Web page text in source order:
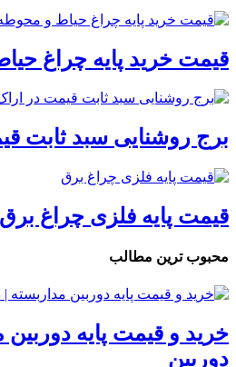
قیمت خرید پایه چراغ
برج روشنایی سبد ثابت
قیمت پایه فلزی چراغ برق
محبوب ترین مطالب
خرید و قیمت پایه
دوربین